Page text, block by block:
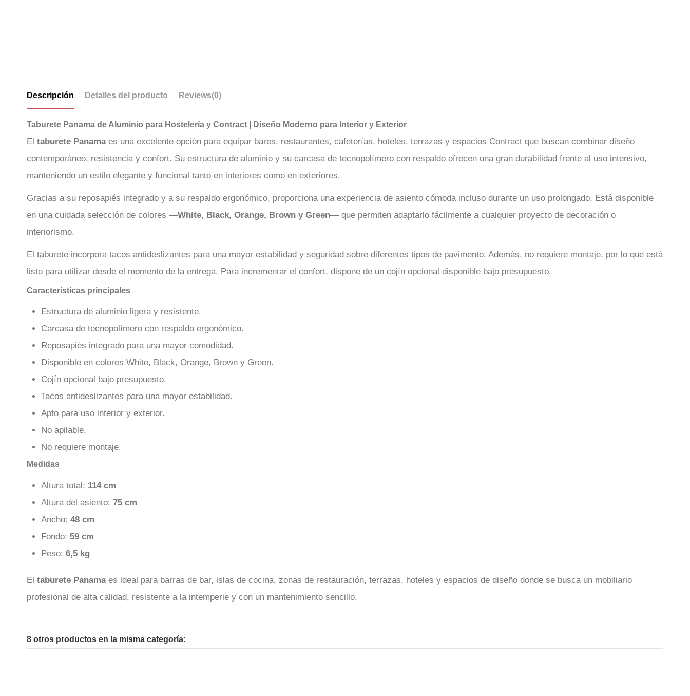
Descripción Detalles del producto Reviews(0)
Taburete Panama de Aluminio para Hostelería y Contract | Diseño Moderno para Interior y Exterior
El taburete Panamaes una excelente opción para equipar bares, restaurantes, cafeterías, hoteles, terrazas y espacios Contract que buscan combinar diseño
contemporáneo, resistencia y confort. Su estructura de aluminio y su carcasa de tecnopolímero con respaldo ofrecen una gran durabilidad frente al uso intensivo,
manteniendo un estilo elegante y funcional tanto en interiores como en exteriores.
Gracias a su reposapiés integrado y a su respaldo ergonómico, proporciona una experiencia de asiento cómoda incluso durante un uso prolongado. Está disponible
en una cuidada selección de colores —White, Black, Orange, Brown y Green— que permiten adaptarlo fácilmente a cualquier proyecto de decoración o
interiorismo.
El taburete incorpora tacos antideslizantes para una mayor estabilidad y seguridad sobre diferentes tipos de pavimento. Además, no requiere montaje, por lo que está
listo para utilizar desde el momento de la entrega. Para incrementar el confort, dispone de un cojín opcional disponible bajo presupuesto.
Características principales
Estructura de aluminio ligera y resistente.
Carcasa de tecnopolímero con respaldo ergonómico.
Reposapiés integrado para una mayor comodidad.
Disponible en colores White, Black, Orange, Brown y Green.
Cojín opcional bajo presupuesto.
Tacos antideslizantes para una mayor estabilidad.
Apto para uso interior y exterior.
No apilable.
No requiere montaje.
Medidas
Altura total: 114 cm
Altura del asiento: 75 cm
Ancho: 48 cm
Fondo: 59 cm
Peso: 6,5 kg
El taburete Panamaes ideal para barras de bar, islas de cocina, zonas de restauración, terrazas, hoteles y espacios de diseño donde se busca un mobiliario
profesional de alta calidad, resistente a la intemperie y con un mantenimiento sencillo.
8 otros productos en la misma categoría: